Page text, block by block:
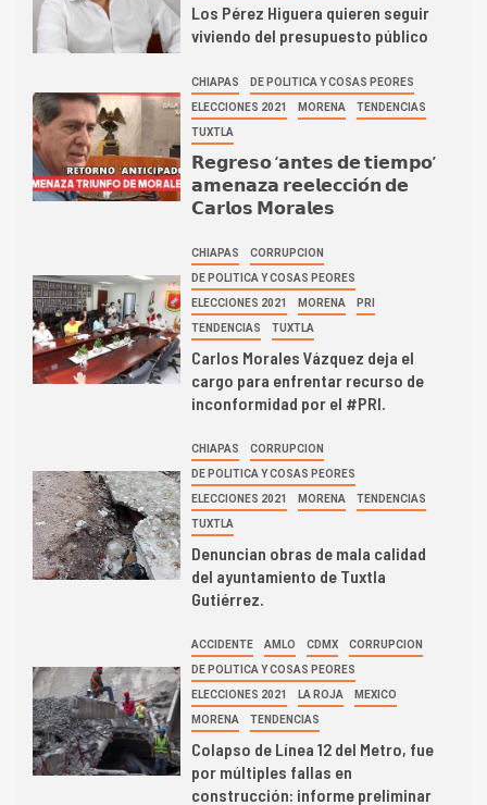
Los Pérez Higuera quieren seguir
viviendo del presupuesto público
CHIAPAS DE POLITICA Y COSAS PEORES
ELECCIONES 2021 MORENA TENDENCIAS
TUXTLA
𝗥𝗲𝗴𝗿𝗲𝘀𝗼 ‘𝗮𝗻𝘁𝗲𝘀 𝗱𝗲 𝘁𝗶𝗲𝗺𝗽𝗼’
𝗮𝗺𝗲𝗻𝗮𝘇𝗮 𝗿𝗲𝗲𝗹𝗲𝗰𝗰𝗶𝗼́𝗻 𝗱𝗲
𝗖𝗮𝗿𝗹𝗼𝘀 𝗠𝗼𝗿𝗮𝗹𝗲𝘀
CHIAPAS CORRUPCION
DE POLITICA Y COSAS PEORES
ELECCIONES 2021 MORENA PRI
TENDENCIAS TUXTLA
Carlos Morales Vázquez deja el
cargo para enfrentar recurso de
inconformidad por el #PRI.
CHIAPAS CORRUPCION
DE POLITICA Y COSAS PEORES
ELECCIONES 2021 MORENA TENDENCIAS
TUXTLA
Denuncian obras de mala calidad
del ayuntamiento de Tuxtla
Gutiérrez.
ACCIDENTE AMLO CDMX CORRUPCION
DE POLITICA Y COSAS PEORES
ELECCIONES 2021 LA ROJA MEXICO
MORENA TENDENCIAS
Colapso de Línea 12 del Metro, fue
por múltiples fallas en
construcción: informe preliminar